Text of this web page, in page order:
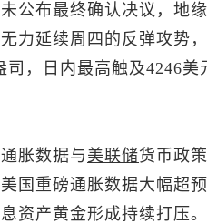
公布最终确认决议，地
力延续周四的反弹攻势
司，日内最高触及4246
胀数据与 美联储货币政
国重磅通胀数据大幅超
资产黄金形成持续打压。